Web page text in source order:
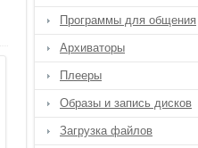
Программы для общения
Архиваторы
Плееры
Образы и запись дисков
Загрузка файлов